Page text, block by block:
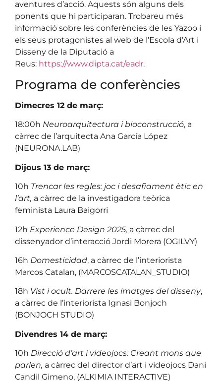
aventures d’acció. Aquests són alguns dels
ponents que hi participaran. Trobareu més
informació sobre les conferències de les Yazoo i
els seus protagonistes al web de l’Escola d’Art i
Disseny de la Diputació a
Reus: https://www.dipta.cat/eadr.
Programa de conferències
Dimecres 12 de març:
18:00h Neuroarquitectura i bioconstrucció, a
càrrec de l’arquitecta Ana García López
(NEURONA.LAB)
Dijous 13 de març:
10h Trencar les regles: joc i desafiament ètic en
l’art, a càrrec de la investigadora teòrica
feminista Laura Baigorri
12h Experience Design 2025, a càrrec del
dissenyador d’interacció Jordi Morera (OGILVY)
16h Domesticidad, a càrrec de l’interiorista
Marcos Catalan, (MARCOSCATALAN_STUDIO)
18h Vist i ocult. Darrere les imatges del disseny,
a càrrec de l’interiorista Ignasi Bonjoch
(BONJOCH STUDIO)
Divendres 14 de març:
10h Direcció d’art i videojocs: Creant mons que
parlen, a càrrec del director d’art i videojocs Dani
Candil Gimeno, (ALKIMIA INTERACTIVE)